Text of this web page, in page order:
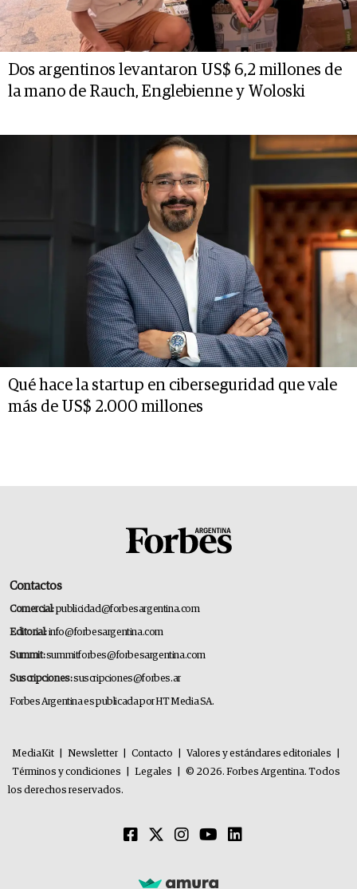
Dos argentinos levantaron US$ 6,2 millones de
la mano de Rauch, Englebienne y Woloski
Qué hace la startup en ciberseguridad que vale
más de US$ 2.000 millones
Contactos
Comercial:publicidad@forbesargentina.com
Editorial:info@forbesargentina.com
Summit:summitforbes@forbesargentina.com
Suscripciones:suscripciones@forbes.ar
Forbes Argentina es publicada por HT Media SA.
MediaKit Newsletter Contacto Valores y estándares editoriales
Términos y condiciones
Legales
© 2026. Forbes Argentina. Todos
los derechos reservados.